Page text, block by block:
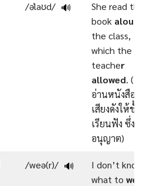
/əˈlaʊd/ 🔊
She read
book aloud
the class,
which the
teacher
allowed. (เ
อ่านหนังสือ
เสียงดังให้ชั้น
เรียนฟัง ซึ่งค
อนุญาต)
/weə(r)/ 🔊
I don’t know
what to